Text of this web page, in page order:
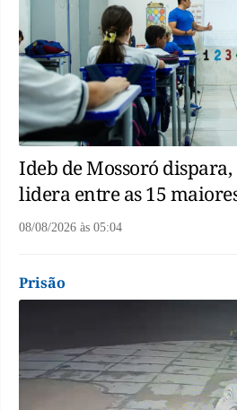
Ideb de Mossoró
lidera entre as 15
08/08/2026 às 05:04
Prisão